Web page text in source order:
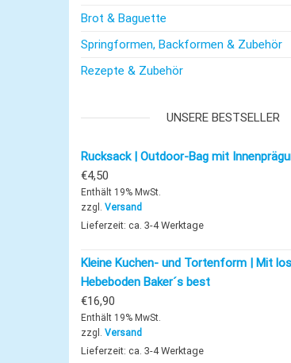
Brot & Baguette
Springformen, Backformen & Zubehör
Rezepte & Zubehör
UNSERE BESTSELLER
Rucksack | Outdoor-Bag mit
€4,50
Enthält 19% MwSt.
zzgl. Versand
Lieferzeit: ca. 3-4 Werktage
Kleine Kuchen- und Tortenform | Mit
Hebeboden Baker´s best
€16,90
Enthält 19% MwSt.
zzgl. Versand
Lieferzeit: ca. 3-4 Werktage